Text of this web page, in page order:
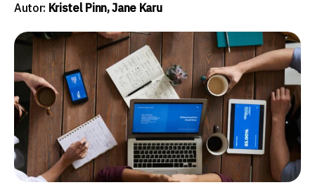
Autor: Kristel Pinn, Jane Karu